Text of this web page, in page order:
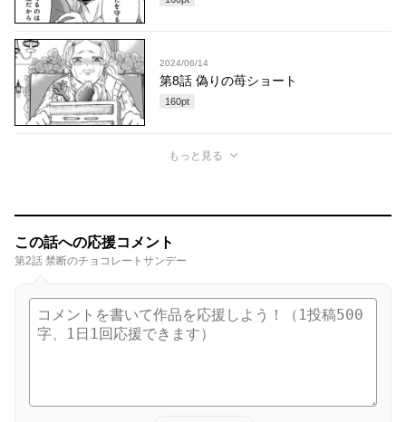
2024/06/14
第8話 偽りの苺ショート
160pt
もっと見る
この話への応援コメント
第2話 禁断のチョコレートサンデー